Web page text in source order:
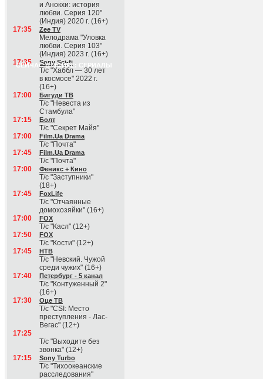
и Анокхи: история
любви. Серия 120"
(Индия) 2020 г. (16+)
17:35
Zee TV
Мелодрама "Уловка
любви. Серия 103"
(Индия) 2023 г. (16+)
СЕЙЧАС В ЭФИРЕ: СЕРИАЛЫ
17:35 Sony Sci-fi
Т/с "Хаббл — 30 лет
в космосе" 2022 г.
(16+)
17:00
Бигуди ТВ
Т/с "Невеста из
Стамбула"
17:15
Болт
Т/с "Секрет Майя"
17:00
Film.Ua Drama
Т/с "Почта"
17:45
Film.Ua Drama
Т/с "Почта"
17:00
Феникс + Кино
Т/с "Заступники"
(18+)
17:45
FoxLife
Т/с "Отчаянные
домохозяйки" (16+)
17:00
FOX
Т/с "Касл" (12+)
17:50
FOX
Т/с "Кости" (12+)
17:45
НТВ
Т/с "Невский. Чужой
среди чужих" (16+)
17:40
Петербург - 5 канал
Т/с "Контуженный 2"
(16+)
17:30
Оце ТВ
Т/с "CSI: Место
преступления - Лас-
Вегас" (12+)
17:25
Т/с "Выходите без
звонка" (12+)
17:15
Sony Turbo
Т/с "Тихоокеанские
расследования"